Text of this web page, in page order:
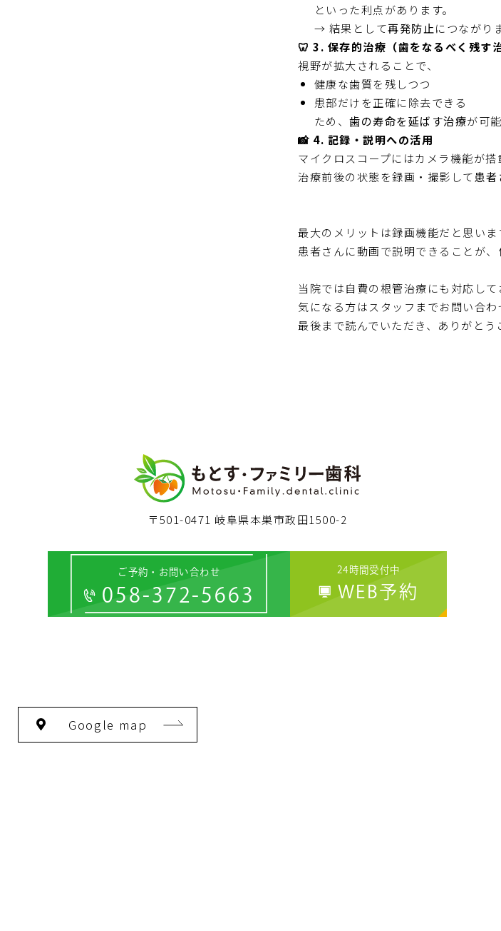
といった利点があります。
→ 結果として再発防止につながり
🦷 3. 保存的治療（歯をなるべく残す
視野が拡大されることで、
健康な歯質を残しつつ
患部だけを正確に除去できる
ため、歯の寿命を延ばす治療が可
📸 4. 記録・説明への活用
マイクロスコープにはカメラ機能が搭
治療前後の状態を録画・撮影して患
最大のメリットは録画機能だと思いま
患者さんに動画で説明できることが
当院では自費の根管治療にも対応して
気になる方はスタッフまでお問い合わ
最後まで読んでいただき、ありがとう
〒501-0471 岐阜県本巣市政田1500-2
ご予約・お問い合わせ
058-372-5663
24時間受付中
WEB予約
Google map